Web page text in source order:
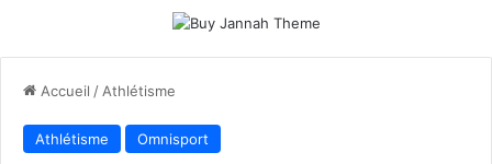
Accueil / Athlétisme
Athlétisme Omnisport